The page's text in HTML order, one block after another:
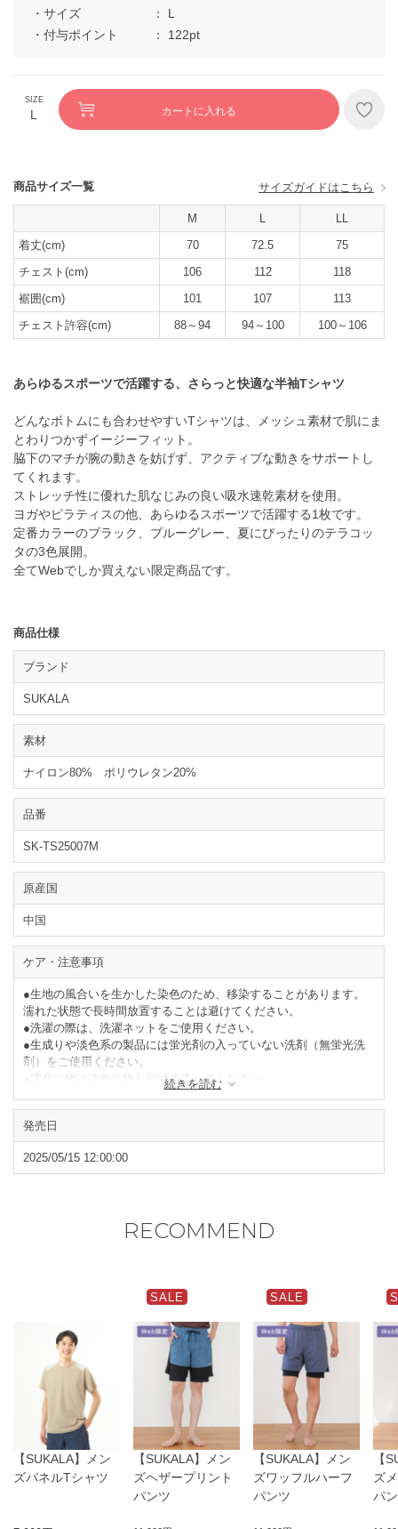
サイズ
L
付与ポイント
122pt
L カートに入れる
商品サイズ一覧 サイズガイドはこちら
M
着丈(cm)
70 72.5
75
チェスト(cm)
106 112
118
裾囲(cm)
101 107
113
チェスト許容(cm)
88～94 94～100 100～106
あらゆるスポーツで活躍する、さらっと快適な半袖Tシャツ
どんなボトムにも合わせやすいTシャツは、メッシュ素材で肌にま
とわりつかずイージーフィット。
脇下のマチが腕の動きを妨げず、アクティブな動きをサポートし
てくれます。
ストレッチ性に優れた肌なじみの良い吸水速乾素材を使用。
ヨガやピラティスの他、あらゆるスポーツで活躍する1枚です。
定番カラーのブラック、ブルーグレー、夏にぴったりのテラコッ
タの3色展開。
全てWebでしか買えない限定商品です。
商品仕様
ブランド
SUKALA
素材
ナイロン80% ポリウレタン20%
品番
SK-TS25007M
原産国
中国
ケア・注意事項
●生地の風合いを生かした染色のため、移染することがあります。
濡れた状態で長時間放置することは避けてください。
●洗濯の際は、洗濯ネットをご使用ください。
●生成りや淡色系の製品には蛍光剤の入っていない洗剤（無蛍光洗
剤）をご使用ください。
●濃色の物は淡色の物と分けて洗ってください。
●形を整えて陰干ししてください
続きを読む
発売日
2025/05/15 12:00:00
RECOMMEND
【SUKALA】メン
ズパネルTシャツ
SALE
【SUKALA】メン
ズヘザープリント
パンツ
SALE
【SUKALA】メン
ズワッフルハーフ
パンツ
【
ズ
パ